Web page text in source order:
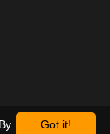
Got it!